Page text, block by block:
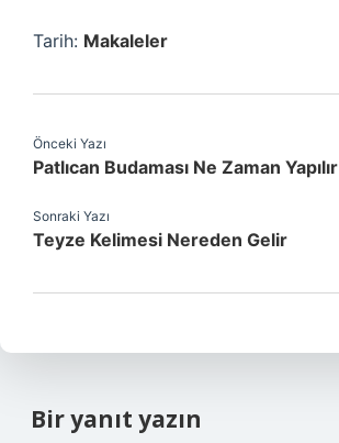
Tarih: Makaleler
Önceki Yazı
Patlıcan Budaması Ne Zaman Yapılır
Sonraki Yazı
Teyze Kelimesi Nereden Gelir
Bir yanıt yazın